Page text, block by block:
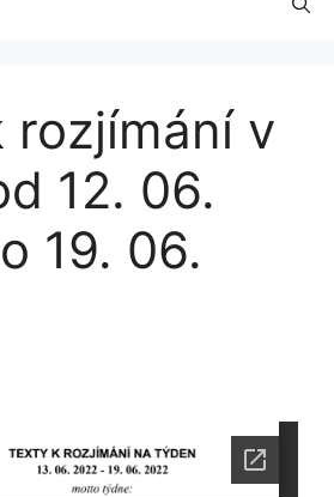
rozjímání v
12. 06.
19. 06.